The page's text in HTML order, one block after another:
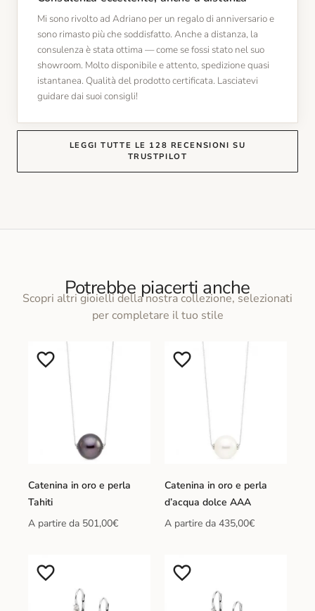
Mi sono rivolto ad Adriano per un regalo di anniversario e
sono rimasto più che soddisfatto. Anche a distanza, la
consulenza è stata ottima — come se fossi stato nel suo
showroom. Molto disponibile e attento, spedizione quasi
istantanea. Qualità del prodotto certificata. Lasciatevi
guidare dai suoi consigli!
LEGGI TUTTE LE 128 RECENSIONI SU
TRUSTPILOT
Potrebbe piacerti anche
Scopri altri gioielli della nostra collezione, selezionati
per completare il tuo stile
Catenina in oro e perla
Tahiti
A partire da 501,00€
Catenina in oro e perla
d’acqua dolce AAA
A partire da 435,00€